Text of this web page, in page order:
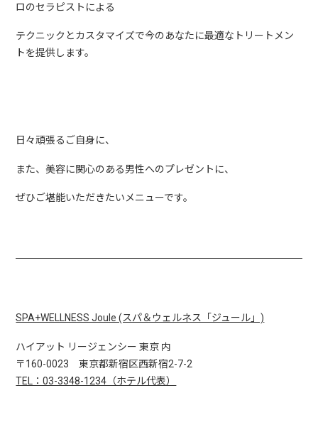
ロのセラピストによる
テクニックとカスタマイズで今のあなたに最適なトリートメン
トを提供します。
日々頑張るご自身に、
また、美容に関心のある男性へのプレゼントに、
ぜひご堪能いただきたいメニューです。
SPA+WELLNESS Joule (スパ＆ウェルネス「ジュール」)
ハイアット リージェンシー 東京 内
〒160-0023 東京都新宿区西新宿2-7-2
TEL：03-3348-1234（ホテル代表）